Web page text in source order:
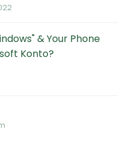
& Your Phone
Konto?